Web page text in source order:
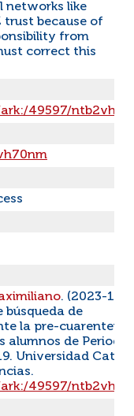
networks like
trust because of
from
correct this
49597/
. (2023-12-
búsqueda de
la pre-cuarentena
alumnos de
Universidad
49597/